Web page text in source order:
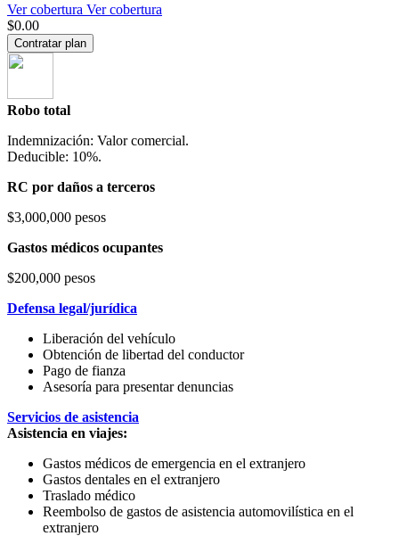
Ver cobertura Ver cobertura
$0.00
Contratar plan
Robo total
Indemnización: Valor comercial.
Deducible: 10%.
RC por daños a terceros
$3,000,000 pesos
Gastos médicos ocupantes
$200,000 pesos
Defensa legal/jurídica
Liberación del vehículo
Obtención de libertad del conductor
Pago de fianza
Asesoría para presentar denuncias
Servicios de asistencia
Asistencia en viajes:
Gastos médicos de emergencia en el extranjero
Gastos dentales en el extranjero
Traslado médico
Reembolso de gastos de asistencia automovilística en el
extranjero